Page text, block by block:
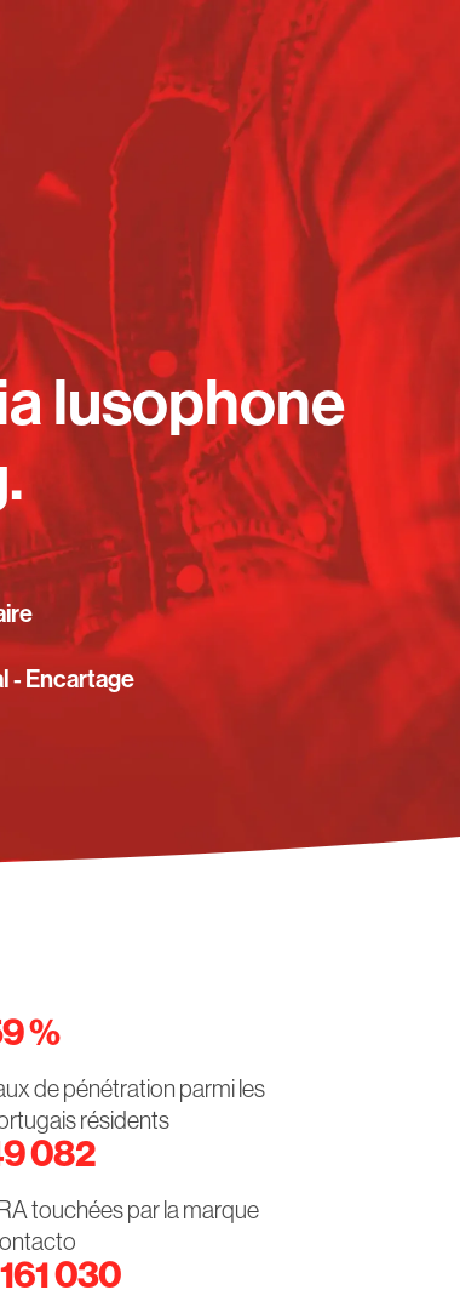
lusophone
- Encartage
%
de pénétration parmi les
résidents
082
touchées par la marque
030